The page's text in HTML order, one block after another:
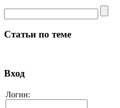
Статьи по теме
Вход
Логин: